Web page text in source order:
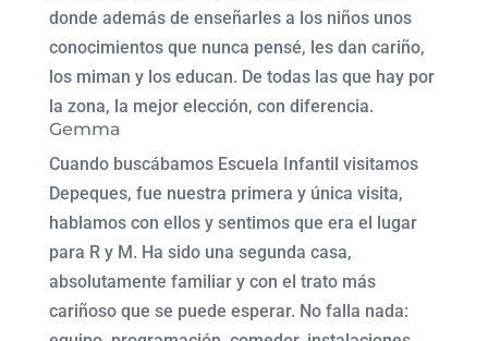
donde además de enseñarles a los niños unos
conocimientos que nunca pensé, les dan cariño,
los miman y los educan. De todas las que hay por
la zona, la mejor elección, con diferencia.
Gemma
Cuando buscábamos Escuela Infantil visitamos
Depeques, fue nuestra primera y única visita,
hablamos con ellos y sentimos que era el lugar
para R y M. Ha sido una segunda casa,
absolutamente familiar y con el trato más
cariñoso que se puede esperar. No falla nada: